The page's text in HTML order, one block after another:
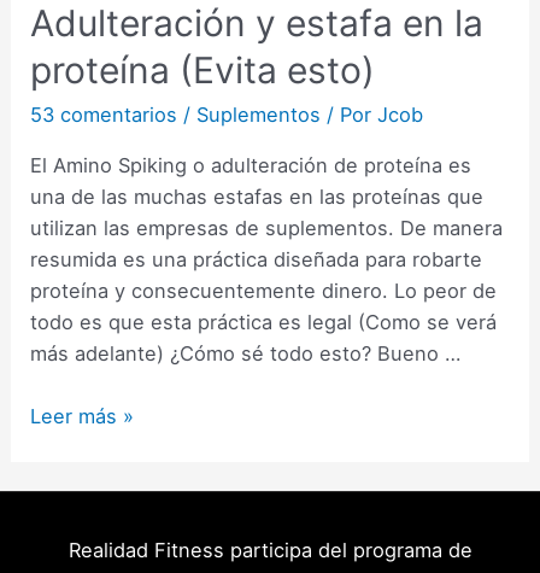
Adulteración y estafa en la
proteína (Evita esto)
53 comentarios / Suplementos / PorJcob
El Amino Spiking o adulteración de proteína es
una de las muchas estafas en las proteínas que
utilizan las empresas de suplementos. De manera
resumida es una práctica diseñada para robarte
proteína y consecuentemente dinero. Lo peor de
todo es que esta práctica es legal (Como se verá
más adelante) ¿Cómo sé todo esto? Bueno …
Amino
Leer más »
Realidad Fitness participa del programa de